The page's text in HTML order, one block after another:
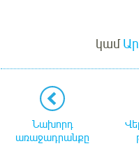
կամ
Նախորդ
առաջադրանքը